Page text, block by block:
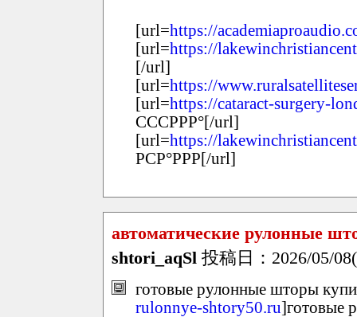
[url=https://
[url=https://
[/url]
[url=https://
[url=https://cataract-surgery-
СССРРР°[/url]
[url=https://
РСР°РРР[/url]
автоматические рулонные
shtori_aqSl 投稿日：2026/05/
готовые рулонные шторы
rulonnye-shtory50.ru]готовые